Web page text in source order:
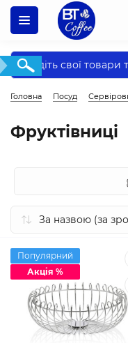
Головна Посуд
Фруктівниці
Популярний
Акція %